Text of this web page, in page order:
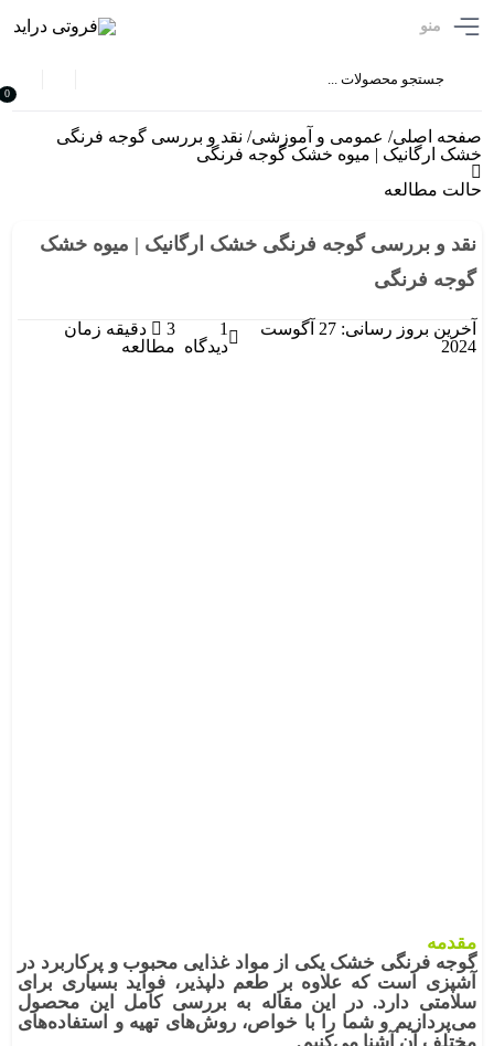
منو
0
صفحه اصلی/ عمومی و آموزشی/ نقد و بررسی گوجه فرنگی
خشک ارگانیک | میوه خشک گوجه فرنگی
حالت مطالعه
نقد و بررسی گوجه فرنگی خشک ارگانیک | میوه خشک
گوجه فرنگی
آخرین بروز رسانی: 27 آگوست
2024
1
دیدگاه
3 دقیقه زمان
مطالعه
مقدمه
گوجه فرنگی خشک یکی از مواد غذایی محبوب و پرکاربرد در
آشپزی است که علاوه بر طعم دلپذیر، فواید بسیاری برای
سلامتی دارد. در این مقاله به بررسی کامل این محصول
می‌پردازیم و شما را با خواص، روش‌های تهیه و استفاده‌های